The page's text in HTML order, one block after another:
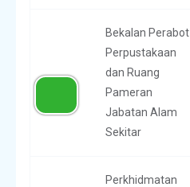
Bekalan Perabot
Perpustakaan
dan Ruang
Pameran
Jabatan Alam
Sekitar
Perkhidmatan